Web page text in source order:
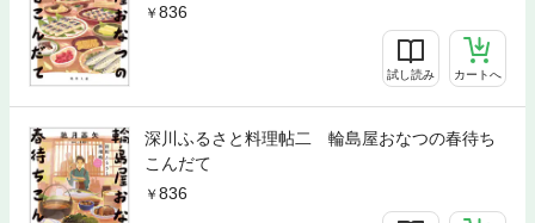
836
試し読み カートへ
深川ふるさと料理帖二 輪島屋おなつの春待ち
こんだて
836